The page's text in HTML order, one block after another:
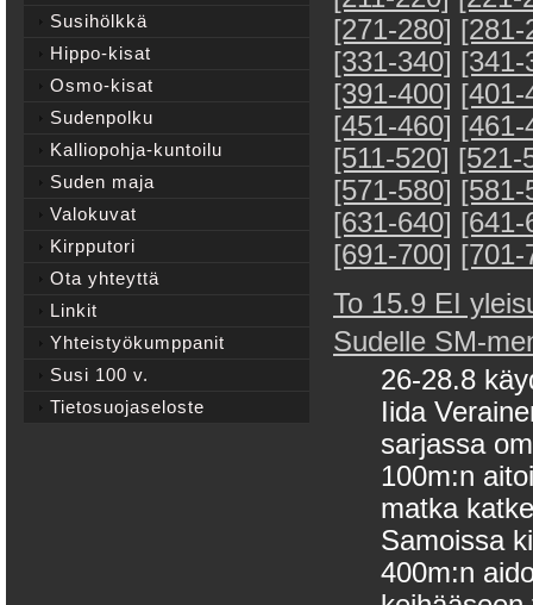
[271-280] [281-
[331-340] [341-
[391-400] [401-
[451-460] [461-
[511-520] [521-
[571-580] [581-
[631-640] [641-
[691-700] [701-
To 15.9 EI
Sudelle SM-
26-28.8
Iida
sarjassa
100m:n
matka
Samoissa
400m:n
Susihölkkä
Hippo-kisat
Osmo-kisat
Sudenpolku
Kalliopohja-kuntoilu
Suden maja
Valokuvat
Kirpputori
Ota yhteyttä
Linkit
Yhteistyökumppanit
Susi 100 v.
Tietosuojaseloste